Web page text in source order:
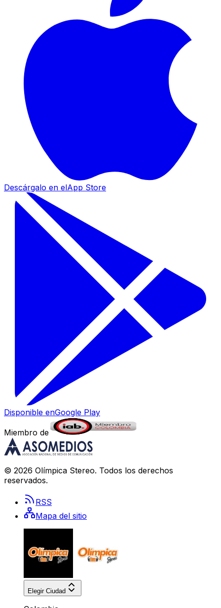
Descárgalo en elApp Store
Disponible enGoogle Play
Miembro de
© 2026 Olímpica Stereo. Todos los derechos
reservados.
RSS
Mapa del sitio
Elegir Ciudad